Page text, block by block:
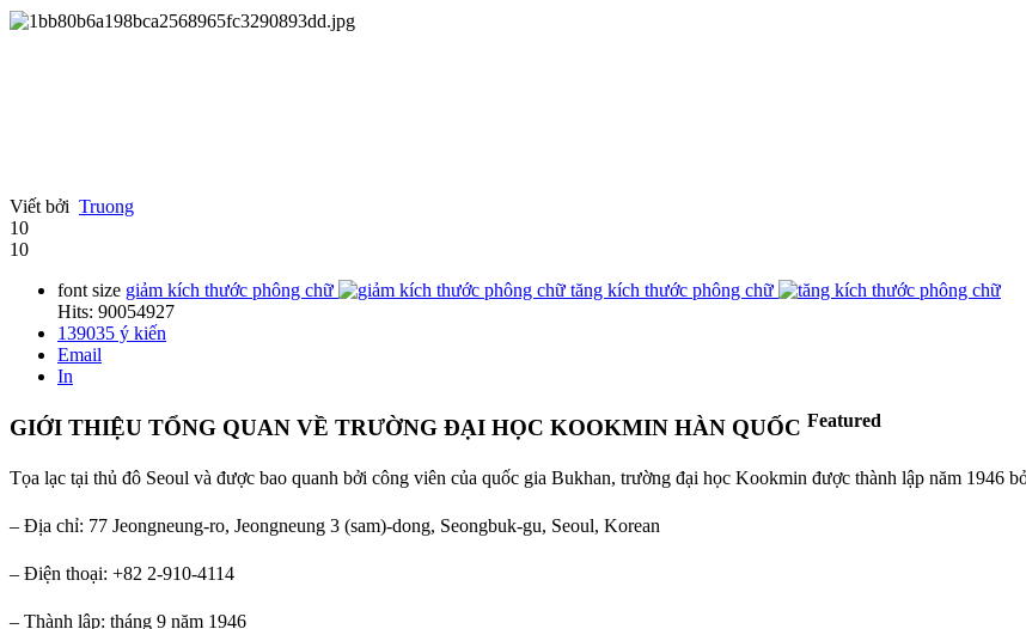
Viết bởi Truong
10
10
font size giảm kích thước phông chữ
tăng kích thước phông chữ
Hits: 90054927
139035 ý kiến
Email
In
GIỚI THIỆU TỔNG QUAN VỀ TRƯỜNG ĐẠI HỌC KOOKMIN HÀN QUỐC Featured
Tọa lạc tại thủ đô Seoul và được bao quanh bởi công viên của quốc gia Bukhan, trường đại học Kookmin được thành lập năm 1946
– Địa chỉ: 77 Jeongneung-ro, Jeongneung 3 (sam)-dong, Seongbuk-gu, Seoul, Korean
– Điện thoại: +82 2-910-4114
– Thành lập: tháng 9 năm 1946